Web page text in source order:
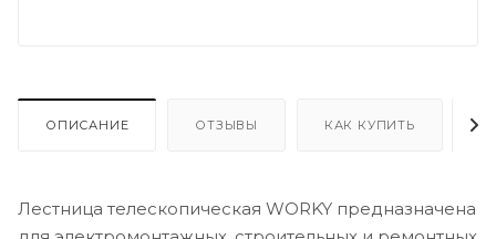
ОПИСАНИЕ ОТЗЫВЫ КАК КУПИТЬ
Лестница телескопическая WORKY предназначена